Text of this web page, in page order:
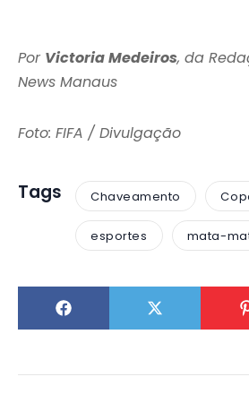
Por Victoria Medeiros, da
News Manaus
Foto: FIFA / Divulgação
Tags Chaveamento
esportes mata-